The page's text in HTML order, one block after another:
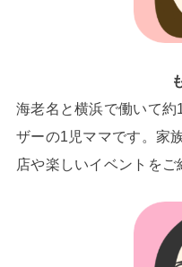
海老名と横浜で働いて
ザーの1児ママです。家
店や楽しいイベントをご